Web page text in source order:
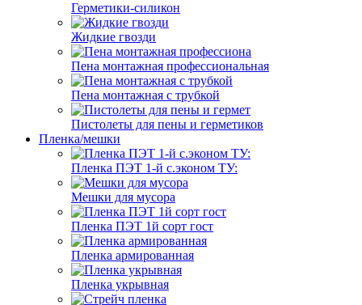
Герметики-силикон
Жидкие гвозди
Пена монтажная профессиональная
Пена монтажная с трубкой
Пистолеты для пены и герметиков
Пленка/мешки
Пленка ПЭТ 1-й с.эконом ТУ:
Мешки для мусора
Пленка ПЭТ 1й сорт гост
Пленка армированная
Пленка укрывная